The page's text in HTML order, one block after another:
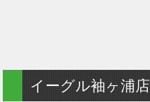
イーグル袖ヶ浦店